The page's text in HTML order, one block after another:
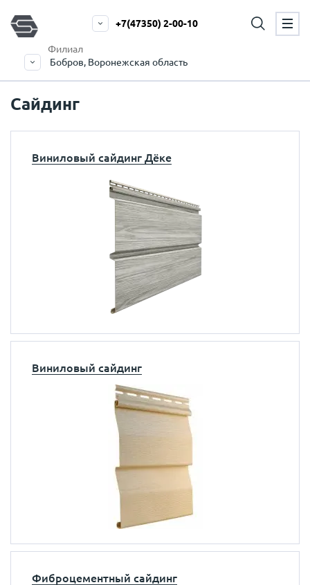
Филиал
Бобров, Воронежская область
+7(47350) 2-00-10
Сайдинг
Виниловый сайдинг Дёке
Виниловый сайдинг
Фиброцементный сайдинг